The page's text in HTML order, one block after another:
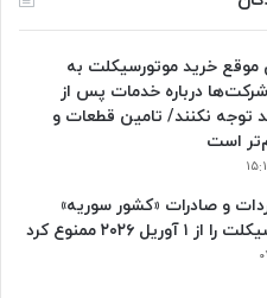
موقع خرید موتورسیکلت به
درباره خدمات پس از
نکنند/ تامین قطعات و
است
و صادرات «کشور سوریه»
۲۰۲۶ ممنوع کرد